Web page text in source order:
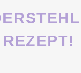
REZEPT!